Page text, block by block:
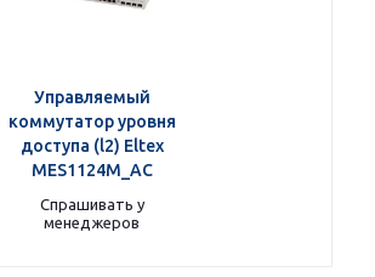
Управляемый
коммутатор уровня
доступа (l2) Eltex
MES1124M_AC
Спрашивать у
менеджеров